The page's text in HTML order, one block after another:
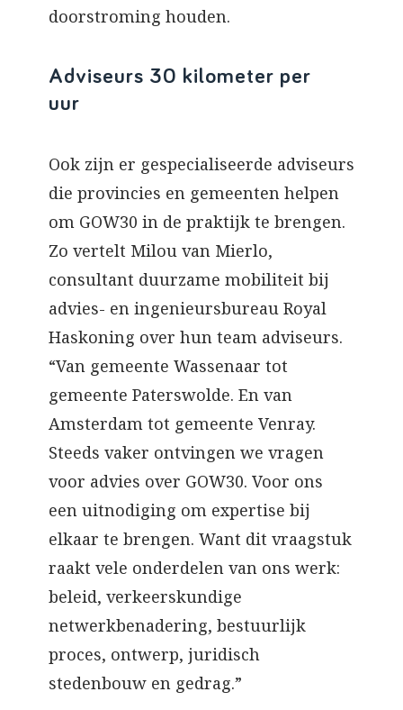
doorstroming houden.
Adviseurs 30 kilometer per
uur
Ook zijn er gespecialiseerde adviseurs
die provincies en gemeenten helpen
om GOW30 in de praktijk te brengen.
Zo vertelt Milou van Mierlo,
consultant duurzame mobiliteit bij
advies- en ingenieursbureau Royal
Haskoning over hun team adviseurs.
“Van gemeente Wassenaar tot
gemeente Paterswolde. En van
Amsterdam tot gemeente Venray.
Steeds vaker ontvingen we vragen
voor advies over GOW30. Voor ons
een uitnodiging om expertise bij
elkaar te brengen. Want dit vraagstuk
raakt vele onderdelen van ons werk:
beleid, verkeerskundige
netwerkbenadering, bestuurlijk
proces, ontwerp, juridisch
stedenbouw en gedrag.”